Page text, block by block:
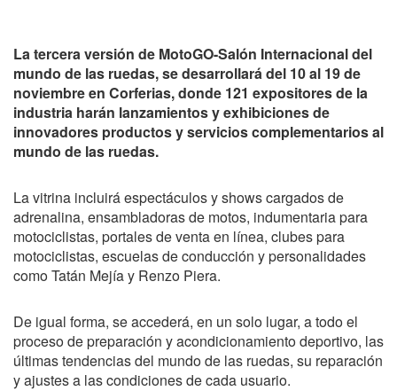
La tercera versión de MotoGO-Salón Internacional del
mundo de las ruedas, se desarrollará del 10 al 19 de
noviembre en Corferias, donde 121 expositores de la
industria harán lanzamientos y exhibiciones de
innovadores productos y servicios complementarios al
mundo de las ruedas.
La vitrina incluirá espectáculos y shows cargados de
adrenalina, ensambladoras de motos, indumentaria para
motociclistas, portales de venta en línea, clubes para
motociclistas, escuelas de conducción y personalidades
como Tatán Mejía y Renzo Piera.
De igual forma, se accederá, en un solo lugar, a todo el
proceso de preparación y acondicionamiento deportivo, las
últimas tendencias del mundo de las ruedas, su reparación
y ajustes a las condiciones de cada usuario.